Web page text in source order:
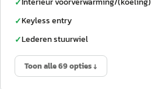
✓
✓Keyless entry
✓Lederen stuurwiel
Toon alle 69 opties ↓